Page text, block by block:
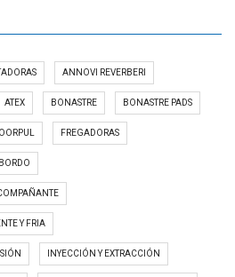
ANNOVI REVERBERI
ATEX BONASTRE BONASTRE PADS
FREGADORAS
Y FRIA
INYECCIÓN Y EXTRACCIÓN